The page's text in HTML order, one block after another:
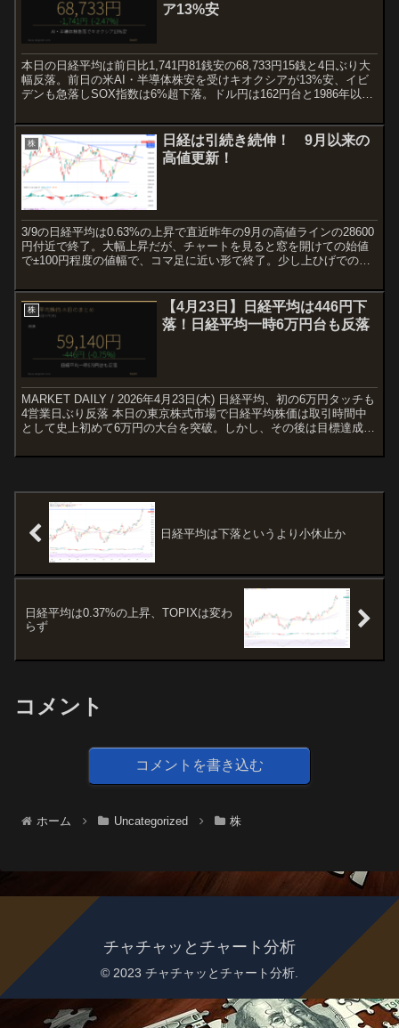
ア13%安
本日の日経平均は前日比1,741円81銭安の68,733円15銭と4日ぶり大
幅反落。前日の米AI・半導体株安を受けキオクシアが13%安、イビ
デンも急落しSOX指数は6%超下落。ドル円は162円台と1986年以来
株
日経は引続き続伸！ 9月以来の
高値更新！
3/9の日経平均は0.63%の上昇で直近昨年の9月の高値ラインの28600
円付近で終了。大幅上昇だが、チャートを見ると窓を開けての始値
で±100円程度の値幅で、コマ足に近い形で終了。少し上ひげでのコ
株
【4月23日】日経平均は446円下
落！日経平均一時6万円台も反落
MARKET DAILY / 2026年4月23日(木) 日経平均、初の6万円タッチも
4営業日ぶり反落 本日の東京株式市場で日経平均株価は取引時間中
として史上初めて6万円の大台を突破。しかし、その後は目標達成感
日経平均は下落というより小休止か
日経平均は0.37%の上昇、TOPIXは変わ
らず
コメント
コメントを書き込む
ホーム Uncategorized 株
チャチャッとチャート分析
© 2023 チャチャッとチャート分析.